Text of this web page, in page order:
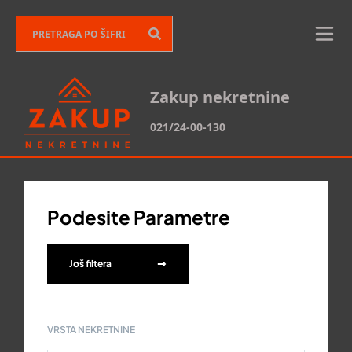
Zakup nekretnine
021/24-00-130
Podesite Parametre
Još filtera
VRSTA NEKRETNINE